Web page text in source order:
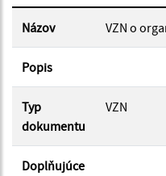
Dátum zverejnenia do:
Platnosť od:
Platnosť do:
Názov VZN o
Popis
Typ
dokumentu
VZN
Doplňujúce